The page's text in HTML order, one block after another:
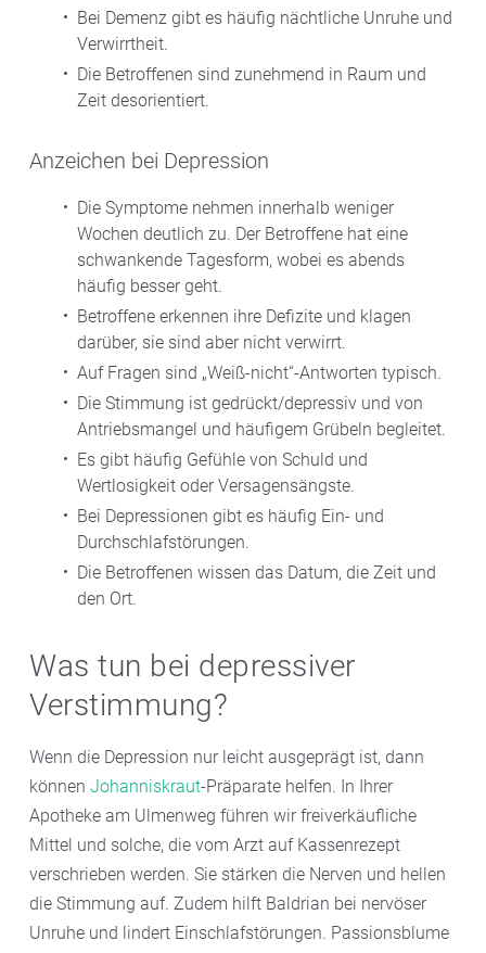
Bei Demenz gibt es häufig nächtliche Unruhe und
Verwirrtheit.
Die Betroffenen sind zunehmend in Raum und
Zeit desorientiert.
Anzeichen bei Depression
Die Symptome nehmen innerhalb weniger
Wochen deutlich zu. Der Betroffene hat eine
schwankende Tagesform, wobei es abends
häufig besser geht.
Betroffene erkennen ihre Defizite und klagen
darüber, sie sind aber nicht verwirrt.
Auf Fragen sind „Weiß-nicht“-Antworten typisch.
Die Stimmung ist gedrückt/depressiv und von
Antriebsmangel und häufigem Grübeln begleitet.
Es gibt häufig Gefühle von Schuld und
Wertlosigkeit oder Versagensängste.
Bei Depressionen gibt es häufig Ein- und
Durchschlafstörungen.
Die Betroffenen wissen das Datum, die Zeit und
den Ort.
Was tun bei depressiver
Verstimmung?
Wenn die Depression nur leicht ausgeprägt ist, dann
können Johanniskraut-Präparate helfen. In Ihrer
Apotheke am Ulmenweg führen wir freiverkäufliche
Mittel und solche, die vom Arzt auf Kassenrezept
verschrieben werden. Sie stärken die Nerven und hellen
die Stimmung auf. Zudem hilft Baldrian bei nervöser
Unruhe und lindert Einschlafstörungen. Passionsblume